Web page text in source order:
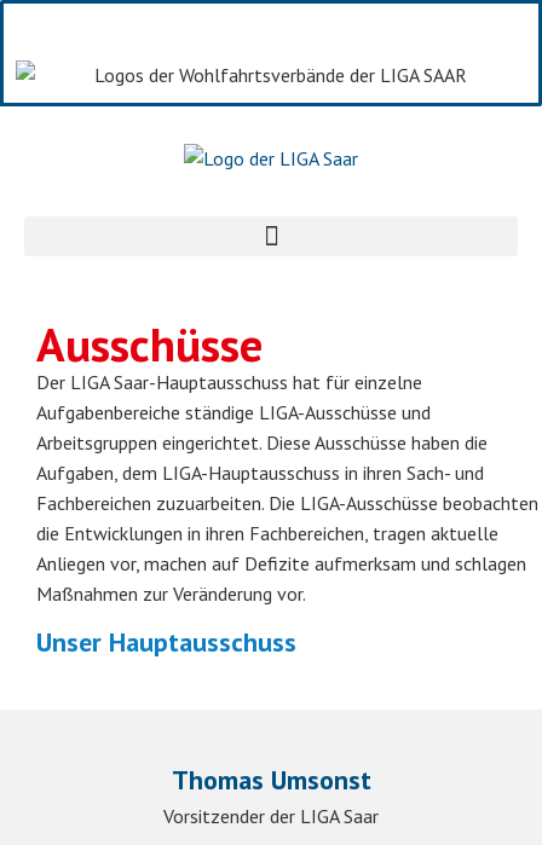
Ausschüsse
Der LIGA Saar-Hauptausschuss hat für einzelne
Aufgabenbereiche ständige LIGA-Ausschüsse und
Arbeitsgruppen eingerichtet. Diese Ausschüsse haben die
Aufgaben, dem LIGA-Hauptausschuss in ihren Sach- und
Fachbereichen zuzuarbeiten. Die LIGA-Ausschüsse beobachten
die Entwicklungen in ihren Fachbereichen, tragen aktuelle
Anliegen vor, machen auf Defizite aufmerksam und schlagen
Maßnahmen zur Veränderung vor.
Unser Hauptausschuss
Thomas Umsonst
Vorsitzender der LIGA Saar